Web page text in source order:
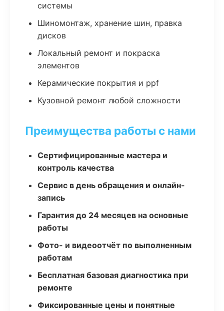
системы
Шиномонтаж, хранение шин, правка
дисков
Локальный ремонт и покраска
элементов
Керамические покрытия и ppf
Кузовной ремонт любой сложности
Преимущества работы с нами
Сертифицированные мастера и
контроль качества
Сервис в день обращения и онлайн-
запись
Гарантия до 24 месяцев на основные
работы
Фото- и видеоотчёт по выполненным
работам
Бесплатная базовая диагностика при
ремонте
Фиксированные цены и понятные